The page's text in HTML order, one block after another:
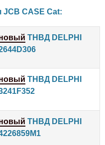
JCB CASE Cat:
ТНВД DELPHI
ТНВД DELPHI
ТНВД DELPHI